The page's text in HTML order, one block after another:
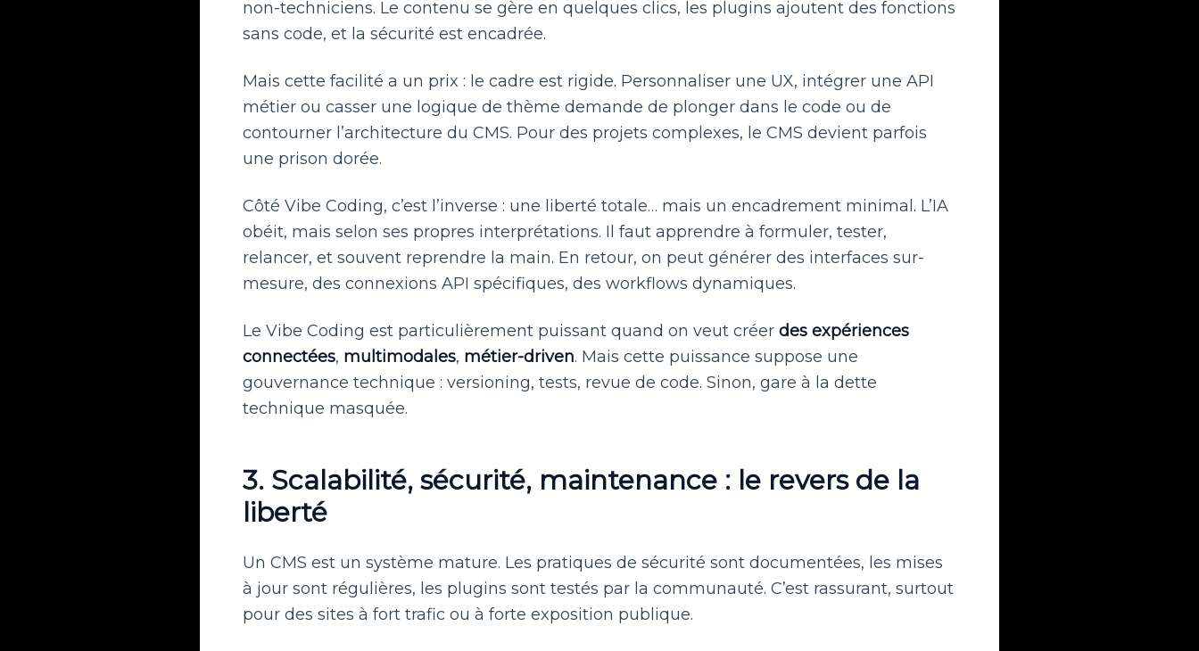
non-techniciens. Le contenu se gère en quelques clics, les plugins ajoutent des fonctions
sans code, et la sécurité est encadrée.
Mais cette facilité a un prix : le cadre est rigide. Personnaliser une UX, intégrer une API
métier ou casser une logique de thème demande de plonger dans le code ou de
contourner l’architecture du CMS. Pour des projets complexes, le CMS devient parfois
une prison dorée.
Côté Vibe Coding, c’est l’inverse : une liberté totale… mais un encadrement minimal. L’IA
obéit, mais selon ses propres interprétations. Il faut apprendre à formuler, tester,
relancer, et souvent reprendre la main. En retour, on peut générer des interfaces sur-
mesure, des connexions API spécifiques, des workflows dynamiques.
Le Vibe Coding est particulièrement puissant quand on veut créer des expériences
connectées, multimodales, métier-driven. Mais cette puissance suppose une
gouvernance technique : versioning, tests, revue de code. Sinon, gare à la dette
technique masquée.
3. Scalabilité, sécurité, maintenance : le revers de la
liberté
Un CMS est un système mature. Les pratiques de sécurité sont documentées, les mises
à jour sont régulières, les plugins sont testés par la communauté. C’est rassurant, surtout
pour des sites à fort trafic ou à forte exposition publique.